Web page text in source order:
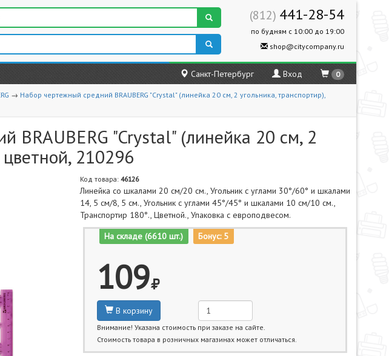
(812) 441-28-54
по будням с 10:00 до 19:00
shop@citycompany.ru
Санкт-Петербург Вход 0
→ Набор чертежный средний BRAUBERG "Crystal" (линейка 20 см, 2 угольника, транспортир),
BRAUBERG "Crystal" (линейка 20 см, 2
210296
Код товара:46126
Линейка со шкалами 20 см/20 см., Угольник с углами 30°/60° и шкалами
14, 5 см/8, 5 см., Угольник с углами 45°/45° и шкалами 10 см/10 см.,
Транспортир 180°., Цветной., Упаковка с европодвесом.
На складе (6610 шт.)
Бонус: 5
109
В корзину
Внимание! Указана стоимость при заказе на сайте.
Стоимость товара в розничных магазинах может отличаться.